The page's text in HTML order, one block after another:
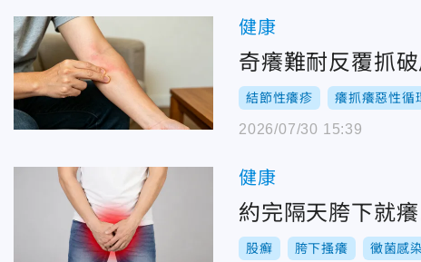
健康
奇癢難耐反覆抓
結節性癢疹 癢抓癢惡性循
2026/07/30 15:39
健康
約完隔天胯下就
股癬 胯下搔癢 黴菌感